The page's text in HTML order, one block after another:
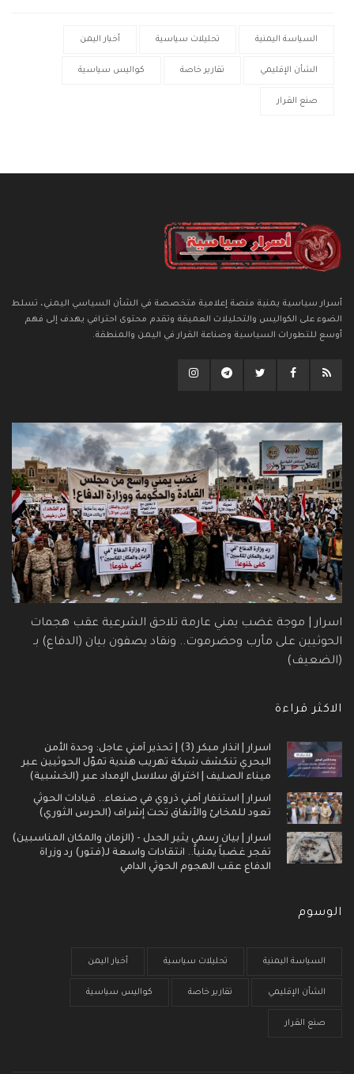
السياسة اليمنية تحليلات سياسية أخبار اليمن
الشأن الإقليمي تقارير خاصة كواليس سياسية
صنع القرار
أسرار سياسية يمنية منصة إعلامية متخصصة في الشأن السياسي اليمني، تسلط
الضوء على الكواليس والتحليلات العميقة وتقدم محتوى احترافي يهدف إلى فهم
أوسع للتطورات السياسية وصناعة القرار في اليمن والمنطقة.
اسرار | موجة غضب يمني عارمة تلاحق الشرعية عقب هجمات
الحوثيين على مأرب وحضرموت.. ونقاد يصفون بيان (الدفاع) بـ
(الضعيف)
الاكثر قراءة
اسرار | انذار مبكر (3) | تحذير أمني عاجل: وحدة الأمن
البحري تنكشف شبكة تهريب هندية تموّل الحوثيين عبر
ميناء الصليف | اختراق سلاسل الإمداد عبر (الخشبية)
اسرار | استنفار أمني ذروي في صنعاء.. قيادات الحوثي
تعود للمخابئ والأنفاق تحت إشراف (الحرس الثوري)
اسرار | بيان رسمي يثير الجدل - (الزمان والمكان المناسبين)
تفجر غضباً يمنياً.. انتقادات واسعة لـ(فتور) رد وزراة
الدفاع عقب الهجوم الحوثي الدامي
الوسوم
السياسة اليمنية تحليلات سياسية أخبار اليمن
الشأن الإقليمي تقارير خاصة كواليس سياسية
صنع القرار